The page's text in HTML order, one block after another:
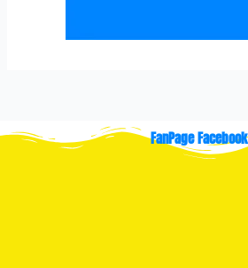
FanPage Facebook